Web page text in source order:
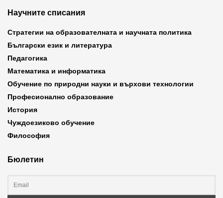
Научните списания
Стратегии на образователната и научната политика
Български език и литература
Педагогика
Математика и информатика
Обучение по природни науки и върхови технологии
Професионално образование
История
Чуждоезиково обучение
Философия
Бюлетин